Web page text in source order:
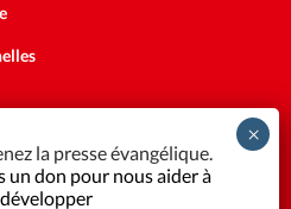
la presse évangélique.
un don pour nous aider à